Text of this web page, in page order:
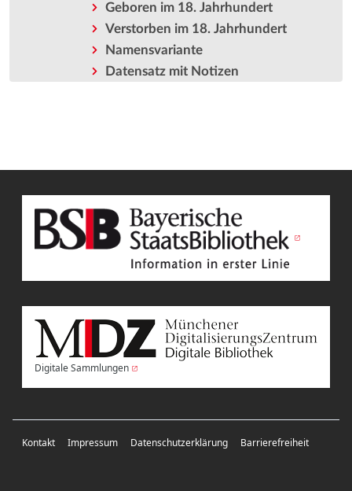
Geboren im 18. Jahrhundert
Verstorben im 18. Jahrhundert
Namensvariante
Datensatz mit Notizen
Digitale Sammlungen
Kontakt Impressum Datenschutzerklärung Barrierefreiheit